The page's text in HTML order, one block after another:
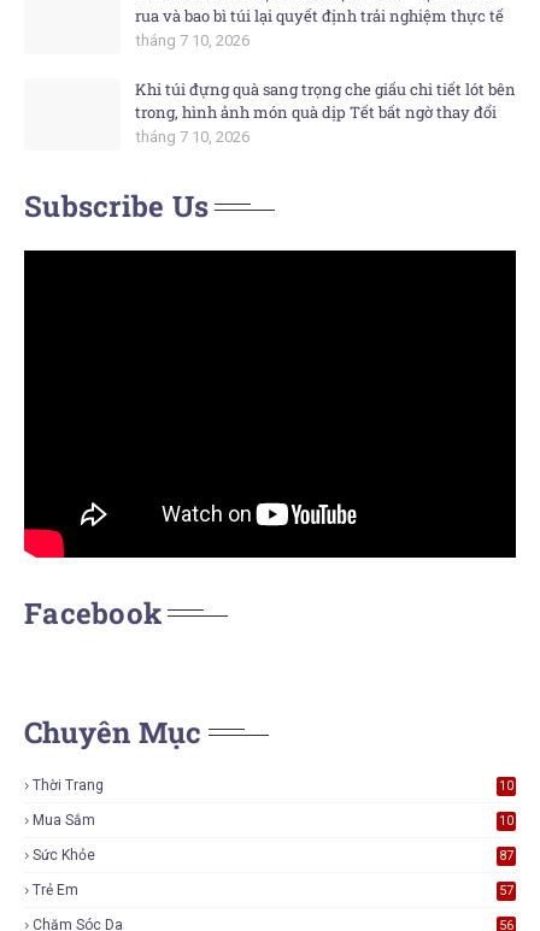
rua và bao bì túi lại quyết định trải nghiệm thực tế
tháng 7 10, 2026
Khi túi đựng quà sang trọng che giấu chi tiết lót bên
trong, hình ảnh món quà dịp Tết bất ngờ thay đổi
tháng 7 10, 2026
Subscribe Us
Facebook
Chuyên Mục
Thời Trang
10
Mua Sắm
10
Sức Khỏe 87
Trẻ Em 57
Chăm Sóc Da 56